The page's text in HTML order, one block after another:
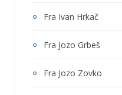
Fra Ivan Hrkač
Fra Jozo Grbeš
Fra Jozo Zovko